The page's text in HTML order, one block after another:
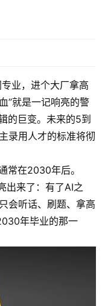
业，进个大厂拿高
”就是一记响亮的警
的巨变。未来的5到
录用人才的标准将彻
常在2030年后。
出来了：有了AI之
会听话、刷题、拿高
年毕业的那一